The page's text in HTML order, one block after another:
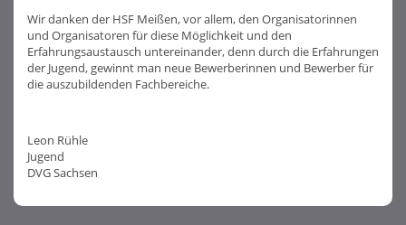
Wir danken der HSF Meißen, vor allem, den Organisatorinnen
und Organisatoren für diese Möglichkeit und den
Erfahrungsaustausch untereinander, denn durch die Erfahrungen
der Jugend, gewinnt man neue Bewerberinnen und Bewerber für
die auszubildenden Fachbereiche.
Leon Rühle
Jugend
DVG Sachsen